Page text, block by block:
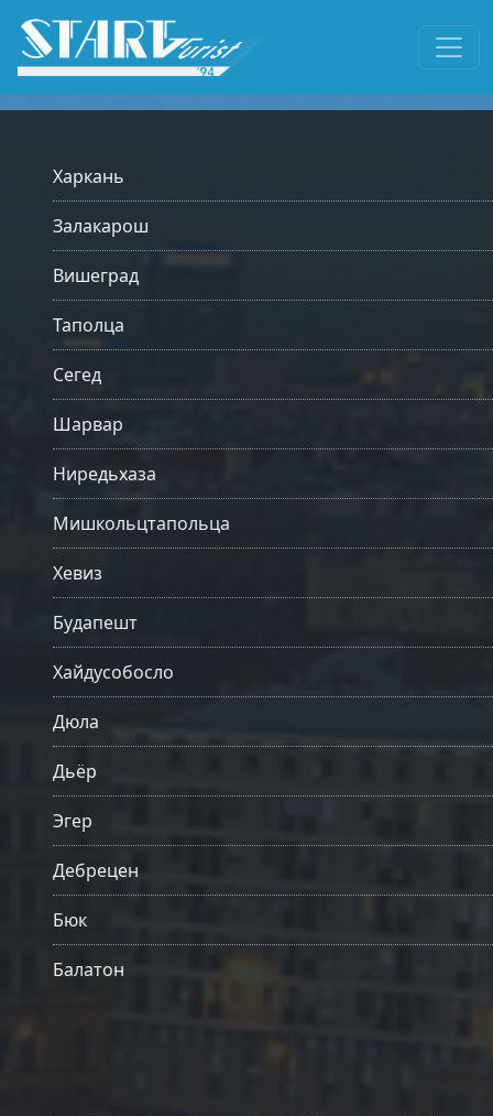
Харкань
Залакарош
Вишеград
Таполца
Сегед
Шарвар
Ниредьхаза
Мишкольцтапольца
Хевиз
Будапешт
Хайдусобосло
Дюла
Дьёр
Эгер
Дебрецен
Бюк
Балатон